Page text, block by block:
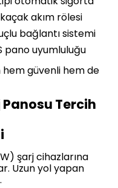
akım rölesi
bağlantı sistemi
pano uyumluluğu
güvenli hem de
Tercih
şarj cihazlarına
Uzun yol yapan